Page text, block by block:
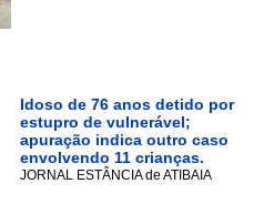
Idoso de 76 anos detido por
estupro de vulnerável;
apuração indica outro caso
envolvendo 11 crianças.
JORNAL ESTÂNCIA de ATIBAIA